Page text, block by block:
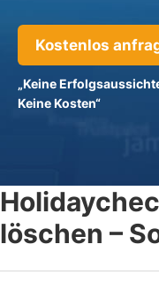
Kostenlos
„Keine
Keine Kosten“
löschen –